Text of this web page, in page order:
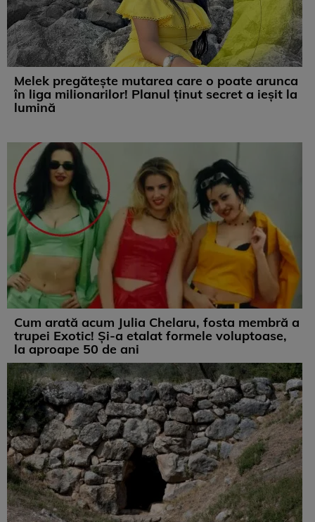
Melek pregătește mutarea care o poate arunca
în liga milionarilor! Planul ținut secret a ieșit la
lumină
Cum arată acum Julia Chelaru, fosta membră a
trupei Exotic! Și-a etalat formele voluptoase,
la aproape 50 de ani